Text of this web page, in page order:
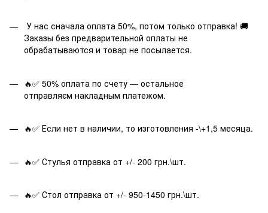
У нас сначала оплата 50%, потом только отправка! 🚚
Заказы без предварительной оплаты не
обрабатываются и товар не посылается.
🔥✅ 50% оплата по счету — остальное
отправляєм накладным платежом.
🔥✅ Если нет в наличии, то изготовления -\+1,5 месяца.
🔥✅ Стулья отправка от +/- 200 грн.\шт.
🔥✅ Стол отправка от +/- 950-1450 грн.\шт.